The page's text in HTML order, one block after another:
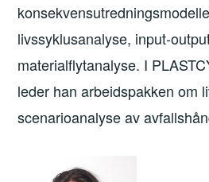
livssyklusanalyse, input-
materialflytanalyse. I
leder han arbeidspakken om
scenarioanalyse av